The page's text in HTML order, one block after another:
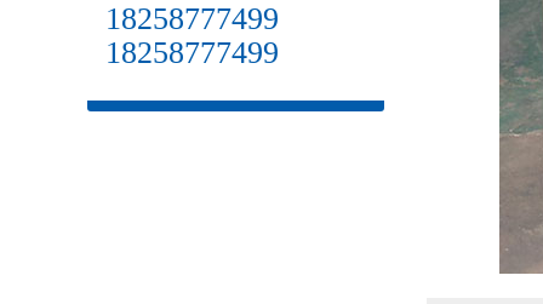
18258777499
18258777499